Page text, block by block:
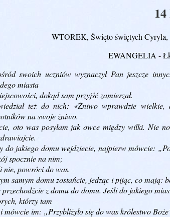
WTOREK, Święto świętych Cyryla,
EWANGELIA -
swoich uczniów wyznaczył Pan jeszcze
miasta
dokąd sam przyjść zamierzał.
też do nich: «Żniwo wprawdzie
na swoje żniwo.
oto was posyłam jak owce między wilki. Nie
do jakiego domu wejdziecie, najpierw mówcie:
spocznie na nim;
nie, powróci do was.
samym domu zostańcie, jedząc i pijąc, co mają:
przechodźcie z domu do domu. Jeśli do jakiego
którzy tam
mówcie im: „Przybliżyło się do was królestwo